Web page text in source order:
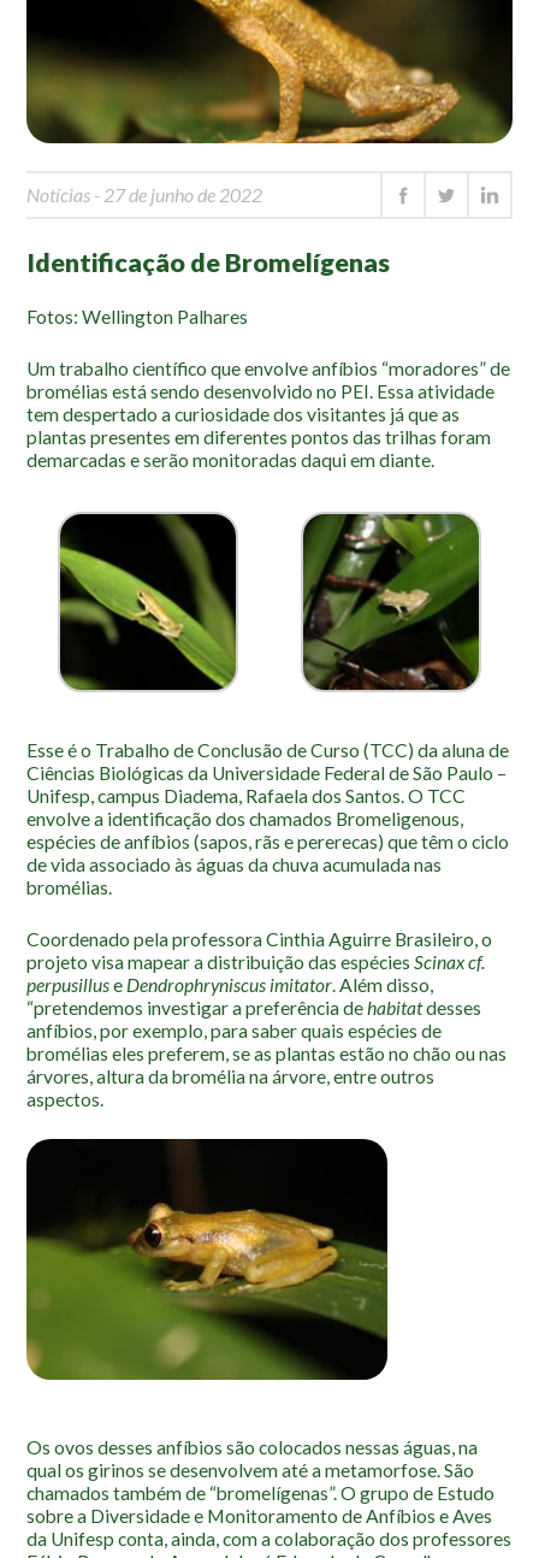
Fauna e Flora
Aranhas
Palmeira Juçara
Borboletas
Tucano do Bico Verde
Atividades
Educação Ambiental
Roteiro da monitoria
Trilhas
Terceira Idade
Newsletter
Notícias
Na mídia
Contato
Contato
Como chegar
Perguntas frequentes
Assessoria de Imprensa
Localização
Notícias - 27 de junho de 2022
Identificação de Bromelígenas
Fotos: Wellington Palhares
Um trabalho científico que envolve anfíbios “moradores” de
bromélias está sendo desenvolvido no PEI. Essa atividade
tem despertado a curiosidade dos visitantes já que as
plantas presentes em diferentes pontos das trilhas foram
demarcadas e serão monitoradas daqui em diante.
Esse é o Trabalho de Conclusão de Curso (TCC) da aluna de
Ciências Biológicas da Universidade Federal de São Paulo –
Unifesp, campus Diadema, Rafaela dos Santos. O TCC
envolve a identificação dos chamados Bromeligenous,
espécies de anfíbios (sapos, rãs e pererecas) que têm o ciclo
de vida associado às águas da chuva acumulada nas
bromélias.
Coordenado pela professora Cinthia Aguirre Brasileiro, o
projeto visa mapear a distribuição das espéciesScinax cf.
perpusilluse Dendrophryniscus imitator. Além disso,
“pretendemos investigar a preferência dehabitatdesses
anfíbios, por exemplo, para saber quais espécies de
bromélias eles preferem, se as plantas estão no chão ou nas
árvores, altura da bromélia na árvore, entre outros
aspectos.
Os ovos desses anfíbios são colocados nessas águas, na
qual os girinos se desenvolvem até a metamorfose. São
chamados também de “bromelígenas”. O grupo de Estudo
sobre a Diversidade e Monitoramento de Anfíbios e Aves
da Unifesp conta, ainda, com a colaboração dos professores